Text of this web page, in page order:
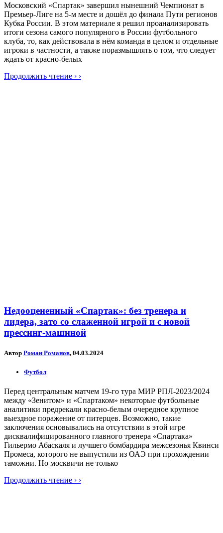
Московский «Спартак» завершил нынешний Чемпионат в
Премьер-Лиге на 5-м месте и дошёл до финала Пути регионов
Кубка России. В этом материале я решил проанализировать
итоги сезона самого популярного в России футбольного
клуба, то, как действовала в нём команда в целом и отдельные
игроки в частности, а также поразмышлять о том, что следует
ждать от красно-белых
Продолжить чтение › ›
Недооцененный «Спартак»: без тренера и
лидера, зато со слаженной игрой и с новой
прессинг-машиной
Автор Роман Романов, 04.03.2024
Футбол
Перед центральным матчем 19-го тура МИР РПЛ-2023/2024
между «Зенитом» и «Спартаком» некоторые футбольные
аналитики предрекали красно-белым очередное крупное
выездное поражение от питерцев. Возможно, такие
заключения основывались на отсутствии в этой игре
дисквалифицированного главного тренера «Спартака»
Гильермо Абаскаля и лучшего бомбардира межсезонья Квинси
Промеса, которого не выпустили из ОАЭ при прохождении
таможни. Но москвичи не только
Продолжить чтение › ›